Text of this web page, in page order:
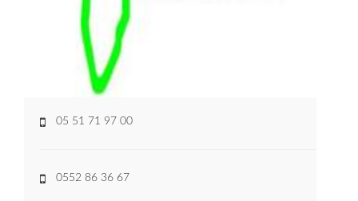
05 51 71 97 00
0552 86 36 67